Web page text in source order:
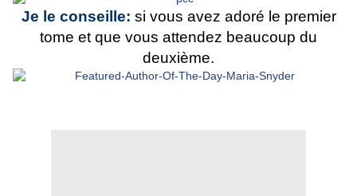
Je le conseille: si vous avez adoré le premier
tome et que vous attendez beaucoup du
deuxième.